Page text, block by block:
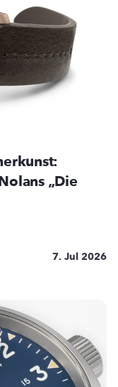
„Die
7. Jul 2026